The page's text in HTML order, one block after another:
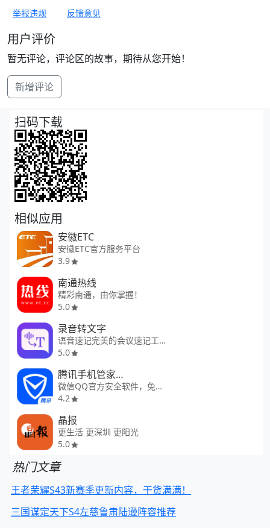
举报违规 反馈意见
用户评价
暂无评论，评论区的故事，期待从您开始！
新增评论
扫码下载
相似应用
安徽ETC
安徽ETC官方服务平台
3.9
南通热线
精彩南通，由你掌握！
5.0
录音转文字
语音速记完美的会议速记工具
5.0
腾讯手机管家—QQ微信保护
微信QQ官方安全软件，免费上网
4.2
晶报
更生活 更深圳 更阳光
5.0
热门文章
王者荣耀S43新赛季更新内容，干货满满！
三国谋定天下S4左慈鲁肃陆逊阵容推荐